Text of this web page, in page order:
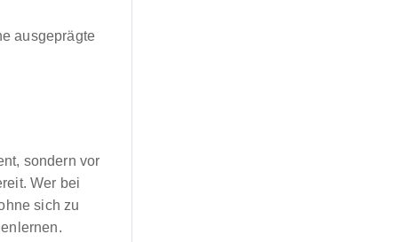
ausgeprägte
sondern vor
Wer bei
sich zu